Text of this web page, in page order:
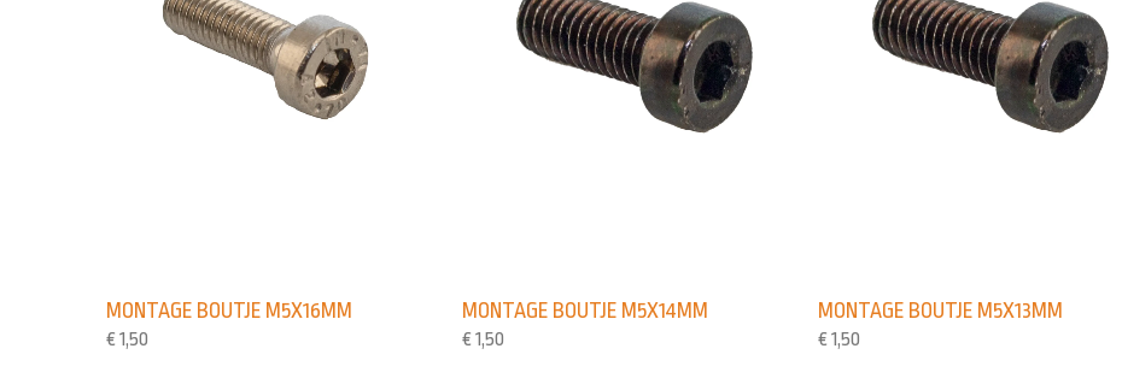
MONTAGE BOUTJE M5X16MM
€ 1,50
MONTAGE BOUTJE M5X14MM
€ 1,50
MONTAGE BOUTJE M5X13MM
€ 1,50